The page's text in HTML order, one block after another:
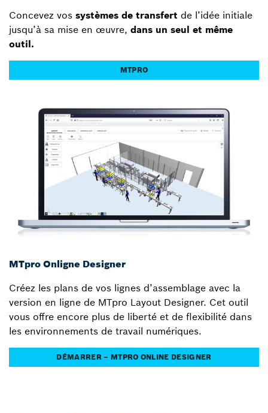
Concevez vos systèmes de transfert de l’idée initiale
jusqu’à sa mise en œuvre, dans un seul et même
outil.
MTPRO
MTpro Onligne Designer
Créez les plans de vos lignes d’assemblage avec la
version en ligne de MTpro Layout Designer. Cet outil
vous offre encore plus de liberté et de flexibilité dans
les environnements de travail numériques.
DÉMARRER – MTPRO ONLINE DESIGNER